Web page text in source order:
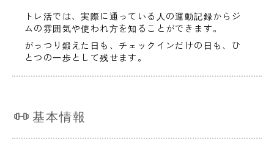
トレ活では、実際に通っている人の運動記録からジ
ムの雰囲気や使われ方を知ることができます。
がっつり鍛えた日も、チェックインだけの日も、ひ
とつの一歩として残せます。
基本情報